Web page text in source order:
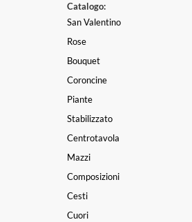
Catalogo:
San Valentino
Rose
Bouquet
Coroncine
Piante
Stabilizzato
Centrotavola
Mazzi
Composizioni
Cesti
Cuori